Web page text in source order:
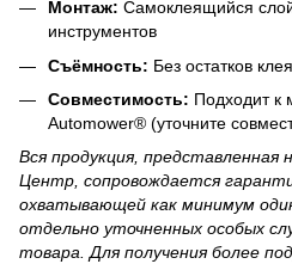
Монтаж: Самоклеящийся
инструментов
Съёмность: Без остатков клея
Совместимость: Подходит к
Automower® (уточните
Вся продукция,
Центр, сопровождается
охватывающей как минимум
отдельно уточненных особых
товара. Для получения более